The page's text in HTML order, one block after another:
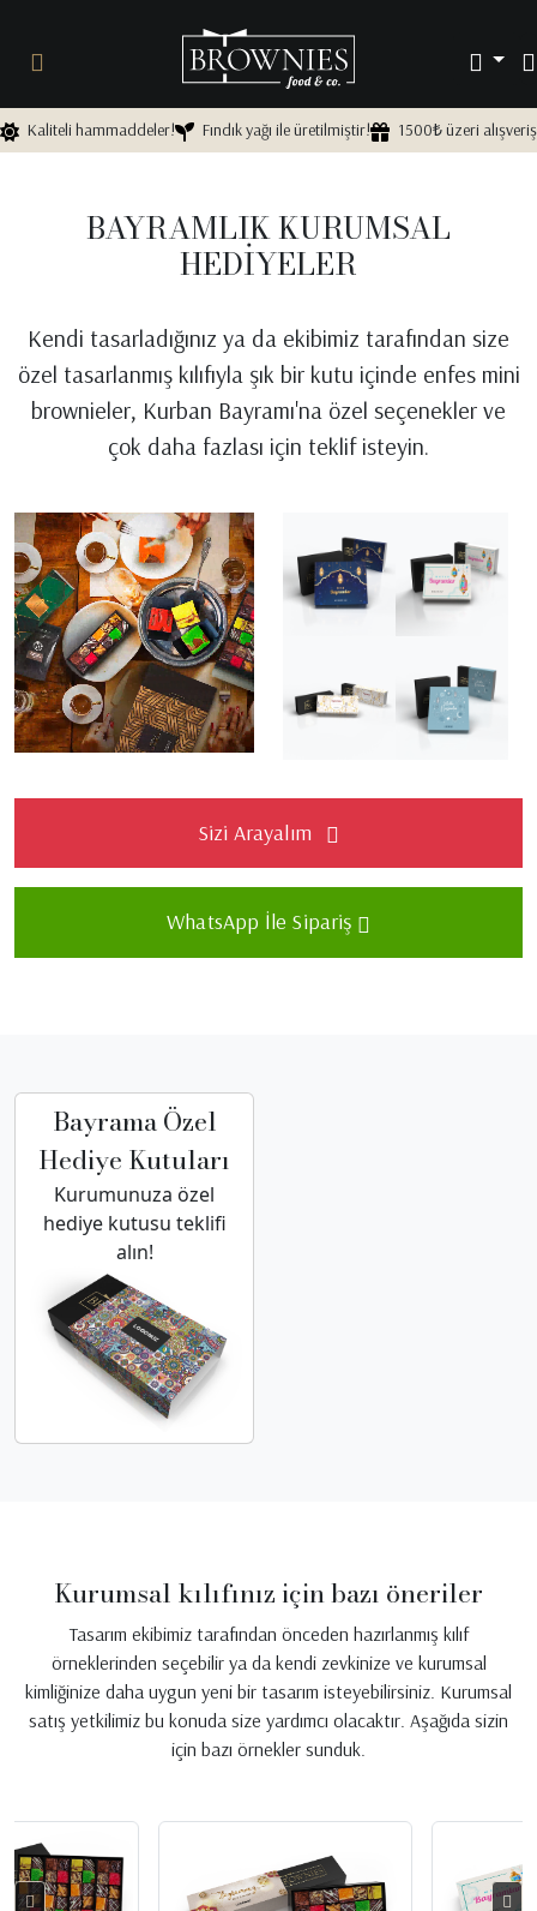
Kaliteli hammaddeler! Fındık yağı ile üretilmiştir! 1500₺ üzeri
BAYRAMLIK KURUMSAL
HEDİYELER
Kendi tasarladığınız ya da ekibimiz tarafından size
özel tasarlanmış kılıfıyla şık bir kutu içinde enfes mini
brownieler, Kurban Bayramı'na özel seçenekler ve
çok daha fazlası için teklif isteyin.
Sizi Arayalım
WhatsApp İle Sipariş
Bayrama Özel
Hediye Kutuları
Kurumunuza özel
hediye kutusu teklifi
alın!
Kurumsal kılıfınız için bazı öneriler
Tasarım ekibimiz tarafından önceden hazırlanmış kılıf
örneklerinden seçebilir ya da kendi zevkinize ve kurumsal
kimliğinize daha uygun yeni bir tasarım isteyebilirsiniz. Kurumsal
satış yetkilimiz bu konuda size yardımcı olacaktır. Aşağıda sizin
için bazı örnekler sunduk.